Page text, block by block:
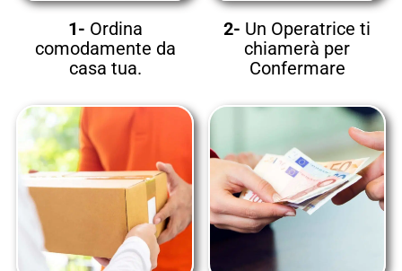
1- Ordina
comodamente da
casa tua.
2- Un Operatrice ti
chiamerà per
Confermare